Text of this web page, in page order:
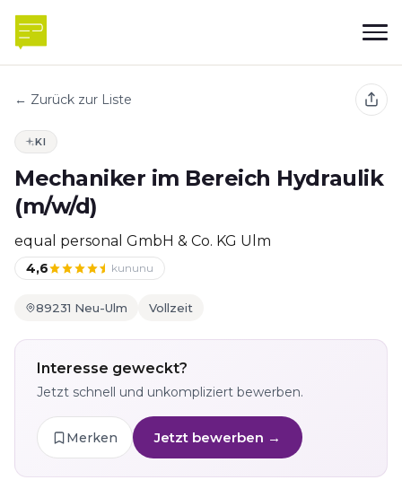
← Zurück zur Liste
KI
Mechaniker im Bereich Hydraulik
(m/w/d)
equal personal GmbH & Co. KG Ulm
4,6 kununu
89231 Neu-Ulm Vollzeit
Interesse geweckt?
Jetzt schnell und unkompliziert bewerben.
Merken Jetzt bewerben →